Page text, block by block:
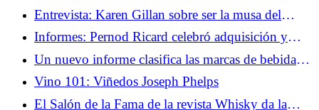
Entrevista: Karen Gillan sobre ser la musa del
hedonismo
Informes: Pernod Ricard celebró adquisición y
conversaciones de fusión con Brown Forman
Un nuevo informe clasifica las marcas de bebidas
espirituosas más populares para los tragos en los
menús estadounidenses
Vino 101: Viñedos Joseph Phelps
El Salón de la Fama de la revista Whisky da la